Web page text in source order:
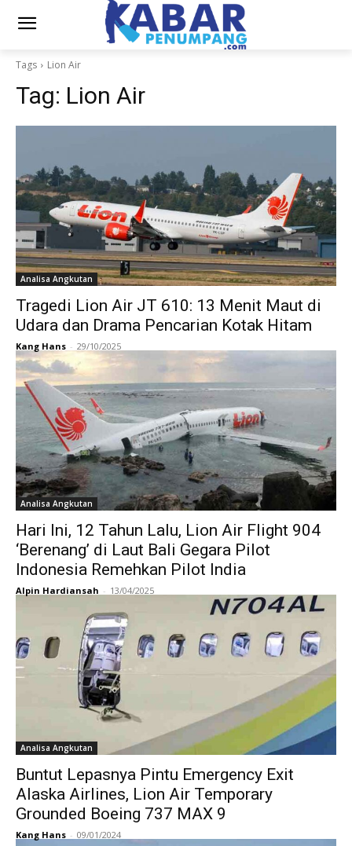
Tags Lion Air
Tag: Lion Air
Analisa Angkutan
Tragedi Lion Air JT 610: 13 Menit Maut di
Udara dan Drama Pencarian Kotak Hitam
Kang Hans - 29/10/2025
Analisa Angkutan
Hari Ini, 12 Tahun Lalu, Lion Air Flight 904
‘Berenang’ di Laut Bali Gegara Pilot
Indonesia Remehkan Pilot India
Alpin Hardiansah - 13/04/2025
Analisa Angkutan
Buntut Lepasnya Pintu Emergency Exit
Alaska Airlines, Lion Air Temporary
Grounded Boeing 737 MAX 9
Kang Hans - 09/01/2024